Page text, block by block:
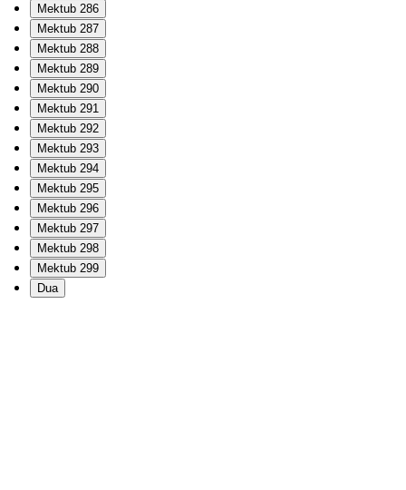
Mektub 286
Mektub 287
Mektub 288
Mektub 289
Mektub 290
Mektub 291
Mektub 292
Mektub 293
Mektub 294
Mektub 295
Mektub 296
Mektub 297
Mektub 298
Mektub 299
Dua